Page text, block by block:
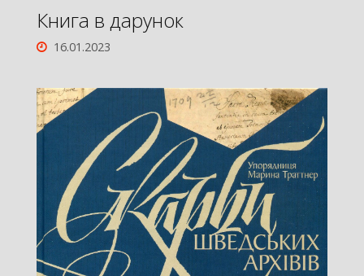
Книга в дарунок
16.01.2023